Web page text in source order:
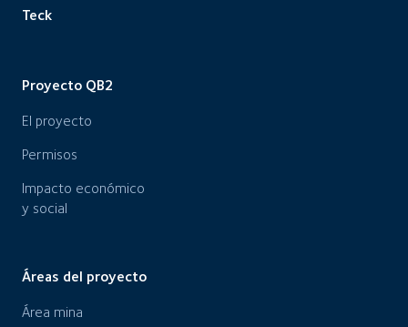
Teck
Proyecto QB2
El proyecto
Permisos
Impacto económico
y social
Áreas del proyecto
Área mina